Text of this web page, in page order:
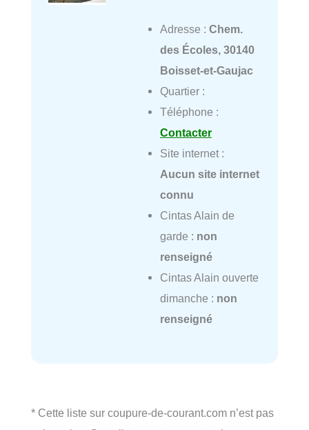
Adresse : Chem.
des Écoles, 30140
Boisset-et-Gaujac
Quartier :
Téléphone :
Contacter
Site internet :
Aucun site internet
connu
Cintas Alain de
garde : non
renseigné
Cintas Alain ouverte
dimanche : non
renseigné
* Cette liste sur coupure-de-courant.com n’est pas